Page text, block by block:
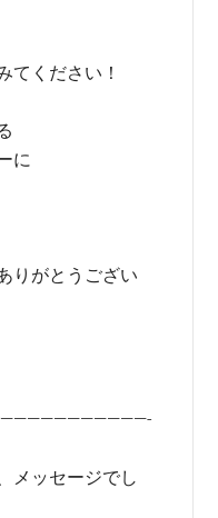
てください！
に
りがとうござい
———————————-
メッセージでし